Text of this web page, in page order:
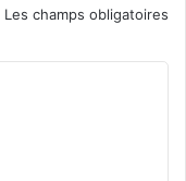
Les champs obligatoires